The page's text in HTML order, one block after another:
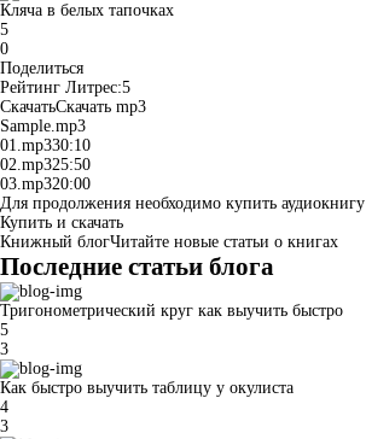
Кляча в белых тапочках
5
0
Поделиться
Рейтинг Литрес:5
СкачатьCкачать mp3
Sample.mp3
01.mp330:10
02.mp325:50
03.mp320:00
Для продолжения необходимо купить аудиокнигу
Купить и скачать
Книжный блогЧитайте новые статьи о книгах
Последние статьи блога
Тригонометрический круг как выучить быстро
5
3
Как быстро выучить таблицу у окулиста
4
3